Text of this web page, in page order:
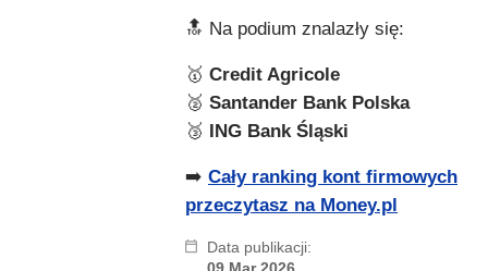
🔝 Na podium znalazły się:
🥇 Credit Agricole
🥈 Santander Bank Polska
🥉
ING Bank Śląski
➡️ Cały ranking kont firmowych
przeczytasz na Money.pl
Data publikacji: